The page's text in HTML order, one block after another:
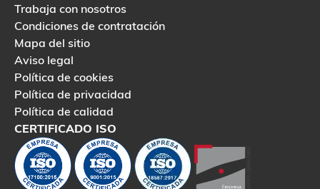
Trabaja con nosotros
Condiciones de contratación
Mapa del sitio
Aviso legal
Política de cookies
Política de privacidad
Política de calidad
CERTIFICADO ISO